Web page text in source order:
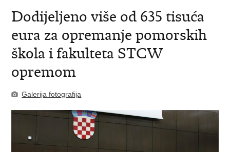
Dodijeljeno više od 635 tisuća
eura za opremanje pomorskih
škola i fakulteta STCW
opremom
Galerija fotografija